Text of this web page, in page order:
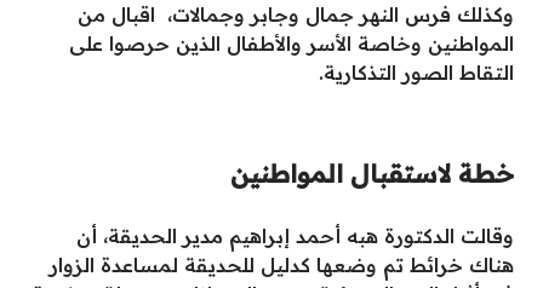
وكذلك فرس النهر جمال وجابر وجمالات، اقبال من
المواطنين وخاصة الأسر والأطفال الذين حرصوا على
التقاط الصور التذكارية.
خطة لاستقبال المواطنين
وقالت الدكتورة هبه أحمد إبراهيم مدير الحديقة، أن
هناك خرائط تم وضعها كدليل للحديقة لمساعدة الزوار